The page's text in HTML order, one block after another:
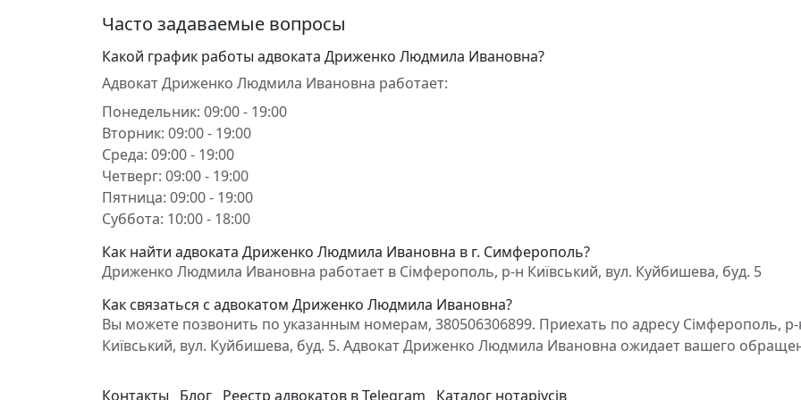
Часто задаваемые вопросы
Какой график работы адвоката Дриженко Людмила Ивановна?
Адвокат Дриженко Людмила Ивановна работает:
Понедельник: 09:00 - 19:00
Вторник: 09:00 - 19:00
Среда: 09:00 - 19:00
Четверг: 09:00 - 19:00
Пятница: 09:00 - 19:00
Суббота: 10:00 - 18:00
Как найти адвоката Дриженко Людмила Ивановна в г. Симферополь?
Дриженко Людмила Ивановна работает в Сімферополь, р-н Київський, вул. Куйбишева, буд. 5
Как связаться с адвокатом Дриженко Людмила Ивановна?
Вы можете позвонить по указанным номерам, 380506306899. Приехать по адресу Сімферополь,
Київський, вул. Куйбишева, буд. 5. Адвокат Дриженко Людмила Ивановна ожидает вашего
Контакты Блог Реестр адвокатов в Telegram Каталог нотаріусів